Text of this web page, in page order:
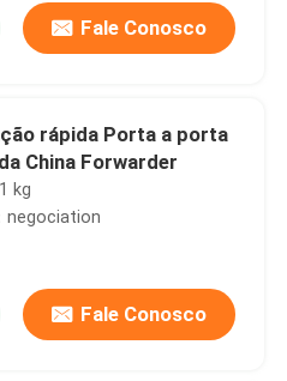
Fale Conosco
rápida Porta a porta
China Forwarder
kg
negociation
Fale Conosco